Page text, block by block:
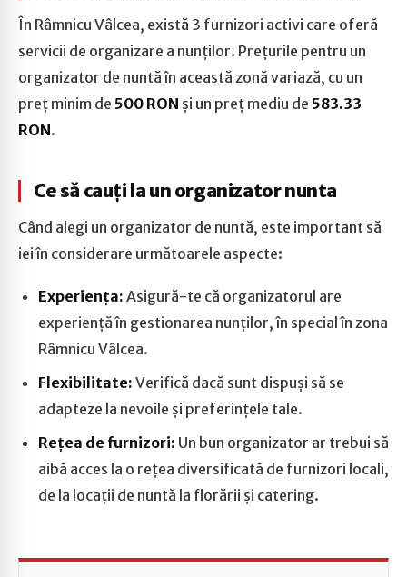
În Râmnicu Vâlcea, există 3 furnizori activi care oferă
servicii de organizare a nunților. Prețurile pentru un
organizator de nuntă în această zonă variază, cu un
preț minim de 500 RON și un preț mediu de 583.33
RON.
Ce să cauți la un organizator nunta
Când alegi un organizator de nuntă, este important să
iei în considerare următoarele aspecte:
Experiența: Asigură-te că organizatorul are
experiență în gestionarea nunților, în special în zona
Râmnicu Vâlcea.
Flexibilitate: Verifică dacă sunt dispuși să se
adapteze la nevoile și preferințele tale.
Rețea de furnizori: Un bun organizator ar trebui să
aibă acces la o rețea diversificată de furnizori locali,
de la locații de nuntă la florării și catering.